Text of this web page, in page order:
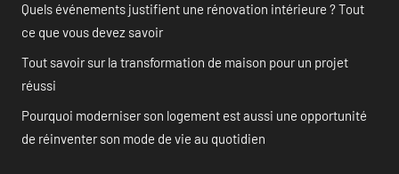
Quels événements justifient une rénovation intérieure ? Tout
ce que vous devez savoir
Tout savoir sur la transformation de maison pour un projet
réussi
Pourquoi moderniser son logement est aussi une opportunité
de réinventer son mode de vie au quotidien